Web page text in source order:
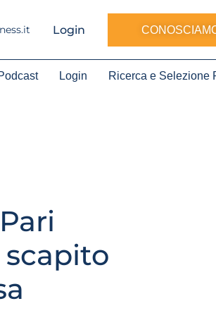
Login
Login Ricerca e Selezione